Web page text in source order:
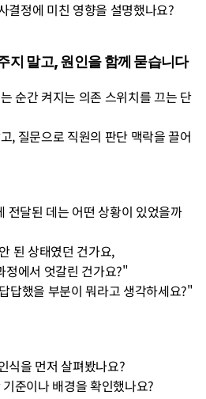
사결정에 미친 영향을 설명했나요?
말고, 원인을 함께 묻습니다
순간 켜지는 의존 스위치를 끄는 단
, 질문으로 직원의 판단 맥락을 끌어
안 된 상태였던 건가요,
과정에서 엇갈린 건가요?"
인식을 먼저 살펴봤나요?
기준이나 배경을 확인했나요?